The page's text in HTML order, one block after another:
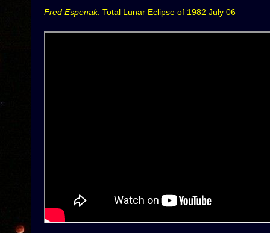
Fred Espenak: Total Lunar Eclipse of 1982 July 06